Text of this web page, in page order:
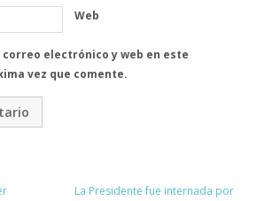
Web
correo electrónico y web en este
vez que comente.
La Presidente fue internada por